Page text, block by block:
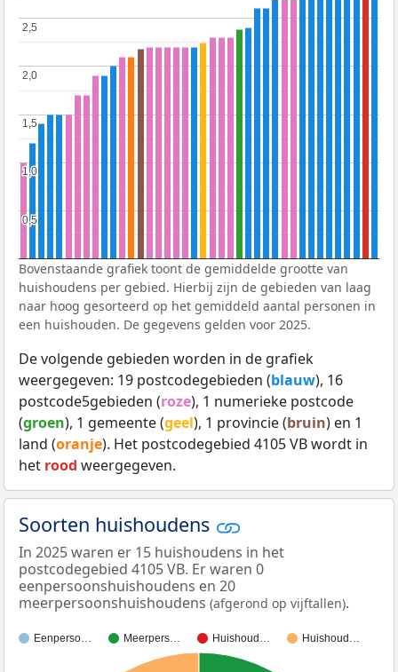
0,5
0,5
1,0
1,0
1,5
1,5
2,0
2,0
2,5
2,5
Bovenstaande grafiek toont de gemiddelde grootte van
huishoudens per gebied. Hierbij zijn de gebieden van laag
naar hoog gesorteerd op het gemiddeld aantal personen in
een huishouden. De gegevens gelden voor 2025.
De volgende gebieden worden in de grafiek
weergegeven: 19 postcodegebieden (blauw), 16
postcode5gebieden (roze), 1 numerieke postcode
(groen), 1 gemeente (geel), 1 provincie (bruin) en 1
land (oranje). Het postcodegebied 4105 VB wordt in
het rood weergegeven.
Soorten huishoudens
In 2025 waren er 15 huishoudens in het
postcodegebied 4105 VB. Er waren 0
eenpersoonshuishoudens en 20
meerpersoonshuishoudens (afgerond op vijftallen).
Eenperso… Meerpers… Huishoud… Huishoud…